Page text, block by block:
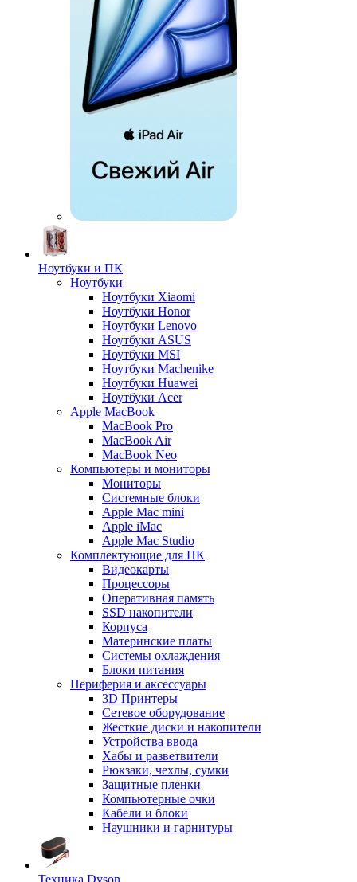
Ноутбуки и ПК
Ноутбуки
Ноутбуки Xiaomi
Ноутбуки Honor
Ноутбуки Lenovo
Ноутбуки ASUS
Ноутбуки MSI
Ноутбуки Machenike
Ноутбуки Huawei
Ноутбуки Acer
Apple MacBook
MacBook Pro
MacBook Air
MacBook Neo
Компьютеры и мониторы
Мониторы
Системные блоки
Apple Mac mini
Apple iMac
Apple Mac Studio
Комплектующие для ПК
Видеокарты
Процессоры
Оперативная память
SSD накопители
Корпуса
Материнские платы
Системы охлаждения
Блоки питания
Периферия и аксессуары
3D Принтеры
Сетевое оборудование
Жесткие диски и накопители
Устройства ввода
Хабы и разветвители
Рюкзаки, чехлы, сумки
Защитные пленки
Компьютерные очки
Кабели и блоки
Наушники и гарнитуры
Техника Dyson